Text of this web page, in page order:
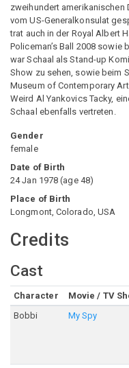
zweihundert amerikanischen
vom US-Generalkonsulat
trat auch in der Royal Albert
Policeman’s Ball 2008 sowie
war Schaal als Stand-up
Show zu sehen, sowie beim
Museum of Contemporary
Weird Al Yankovics Tacky,
Schaal ebenfalls vertreten.
Gender
female
Date of Birth
24 Jan 1978 (age 48)
Place of Birth
Longmont, Colorado, USA
Credits
Cast
Character Movie / TV
Bobbi
My Spy